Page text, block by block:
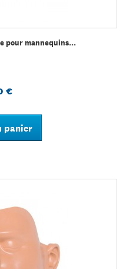
pour mannequins...
€
panier